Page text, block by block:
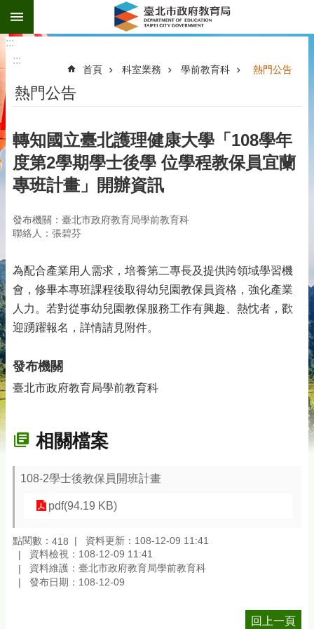
跳到主要內容區塊
:::
:::
首頁 科室業務 學前教育科 熱門公告
熱門公告
轉知國立臺北護理健康大學「108學年
度第2學期學士後學 位學程教保員宜蘭
專班計畫」開辦資訊
發布機關：臺北市政府教育局學前教育科
聯絡人：張碧芬
為配合產業用人需求，培養第二專長及提供跨領域學習機
會，修畢本專班課程後取得幼兒園教保員資格，強化產業
人力。若對從事幼兒園教保服務工作有興趣、熱忱者，歡
迎踴躍報名，詳情請見附件。
發布機關
臺北市政府教育局學前教育科
相關檔案
108-2學士後教保員開班計畫
pdf(94.19 KB)
點閱數： 418
資料更新：108-12-09 11:41
資料檢視：108-12-09 11:41
資料維護：臺北市政府教育局學前教育科
發布日期：108-12-09
回上一頁